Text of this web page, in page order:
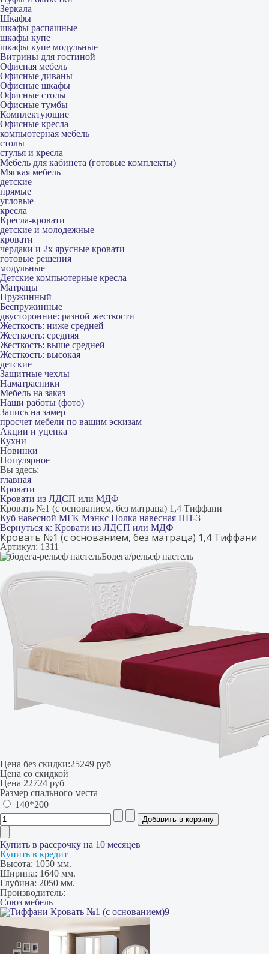
Зеркала
Шкафы
шкафы распашные
шкафы купе
шкафы купе модульные
Витрины для гостиной
Офисная мебель
Офисные диваны
Офисные шкафы
Офисные столы
Офисные тумбы
Комплектующие
Офисные кресла
компьютерная мебель
столы
стулья и кресла
Мебель для кабинета (готовые комплекты)
Мягкая мебель
детские
прямые
угловые
кресла
Кресла-кровати
детские и молодежные
кровати
чердаки и 2х ярусные кровати
готовые решения
модульные
Детские компьютерные кресла
Матрацы
Пружинный
Беспружинные
двусторонние: разной жесткости
Жесткость: ниже средней
Жесткость: средняя
Жесткость: выше средней
Жесткость: высокая
детские
Защитные чехлы
Наматрасники
Мебель на заказ
Наши работы (фото)
Запись на замер
просчет мебели по вашим эскизам
Акции и уценка
Кухни
Новинки
Популярное
Вы здесь:
главная
Кровати
Кровати из ЛДСП или МДФ
Кровать №1 (с основанием, без матраца) 1,4 Тиффани
Куб навесной МГК Мэнкс Полка навесная ПН-3
Вернуться к: Кровати из ЛДСП или МДФ
Кровать №1 (с основанием, без матраца) 1,4 Тиффани
Артикул: 1311
Бодега/рельеф пастель
Цена без скидки:25249 руб
Цена со скидкой
Цена 22724 руб
Размер спального места
140*200
Купить в рассрочку на 10 месяцев
Купить в кредит
Высота: 1050 мм.
Ширина: 1640 мм.
Глубина: 2050 мм.
Производитель:
Союз мебель